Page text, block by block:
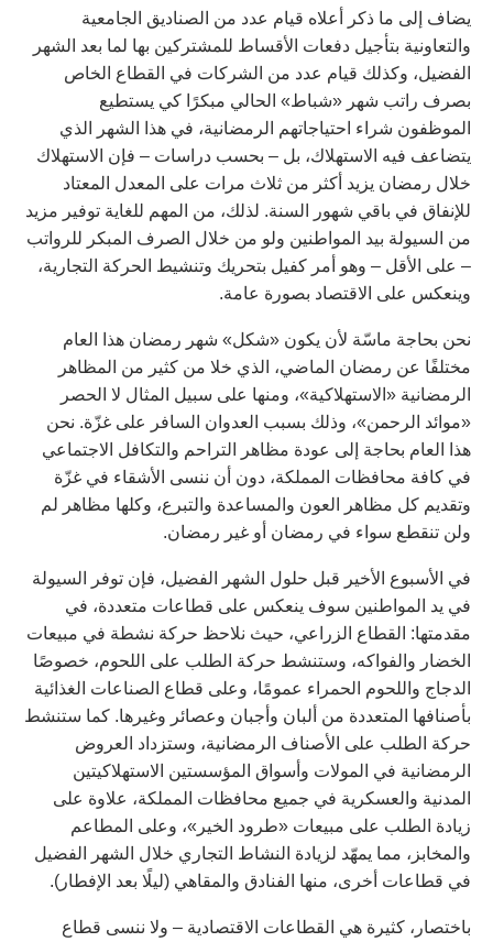
يضاف إلى ما ذكر أعلاه قيام عدد من الصناديق الجامعية
والتعاونية بتأجيل دفعات الأقساط للمشتركين بها لما بعد الشهر
الفضيل، وكذلك قيام عدد من الشركات في القطاع الخاص
بصرف راتب شهر «شباط» الحالي مبكرًا كي يستطيع
الموظفون شراء احتياجاتهم الرمضانية، في هذا الشهر الذي
يتضاعف فيه الاستهلاك، بل – بحسب دراسات – فإن الاستهلاك
خلال رمضان يزيد أكثر من ثلاث مرات على المعدل المعتاد
للإنفاق في باقي شهور السنة. لذلك، من المهم للغاية توفير مزيد
من السيولة بيد المواطنين ولو من خلال الصرف المبكر للرواتب
– على الأقل – وهو أمر كفيل بتحريك وتنشيط الحركة التجارية،
وينعكس على الاقتصاد بصورة عامة.
نحن بحاجة ماسّة لأن يكون «شكل» شهر رمضان هذا العام
مختلفًا عن رمضان الماضي، الذي خلا من كثير من المظاهر
الرمضانية «الاستهلاكية»، ومنها على سبيل المثال لا الحصر
«موائد الرحمن»، وذلك بسبب العدوان السافر على غزّة. نحن
هذا العام بحاجة إلى عودة مظاهر التراحم والتكافل الاجتماعي
في كافة محافظات المملكة، دون أن ننسى الأشقاء في غزّة
وتقديم كل مظاهر العون والمساعدة والتبرع، وكلها مظاهر لم
ولن تنقطع سواء في رمضان أو غير رمضان.
في الأسبوع الأخير قبل حلول الشهر الفضيل، فإن توفر السيولة
في يد المواطنين سوف ينعكس على قطاعات متعددة، في
مقدمتها: القطاع الزراعي، حيث نلاحظ حركة نشطة في مبيعات
الخضار والفواكه، وستنشط حركة الطلب على اللحوم، خصوصًا
الدجاج واللحوم الحمراء عمومًا، وعلى قطاع الصناعات الغذائية
بأصنافها المتعددة من ألبان وأجبان وعصائر وغيرها. كما ستنشط
حركة الطلب على الأصناف الرمضانية، وستزداد العروض
الرمضانية في المولات وأسواق المؤسستين الاستهلاكيتين
المدنية والعسكرية في جميع محافظات المملكة، علاوة على
زيادة الطلب على مبيعات «طرود الخير»، وعلى المطاعم
والمخابز، مما يمهّد لزيادة النشاط التجاري خلال الشهر الفضيل
في قطاعات أخرى، منها الفنادق والمقاهي (ليلًا بعد الإفطار).
باختصار، كثيرة هي القطاعات الاقتصادية – ولا ننسى قطاع